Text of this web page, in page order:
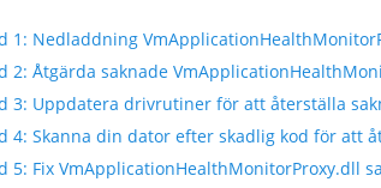
1: Nedladdning
2: Åtgärda saknade
3: Uppdatera drivrutiner för att återställa
4: Skanna din dator efter skadlig kod för att
5: Fix VmApplicationHealthMonitorProxy.dll